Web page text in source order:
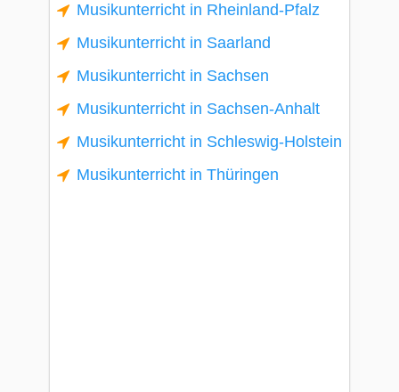
Musikunterricht in Rheinland-Pfalz
Musikunterricht in Saarland
Musikunterricht in Sachsen
Musikunterricht in Sachsen-Anhalt
Musikunterricht in Schleswig-Holstein
Musikunterricht in Thüringen